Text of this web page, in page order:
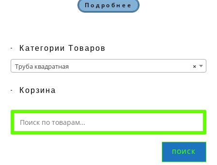
Подробнее
Категории Товаров
×
Труба квадратная
Корзина
ПОИСК